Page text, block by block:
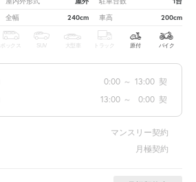
全幅 240cm 車高 200cm
ボックス SUV 大型車 トラック 原付 バイク
0:00 ～ 13:00 契
13:00 ～ 0:00 契
マンスリー契約
月極契約